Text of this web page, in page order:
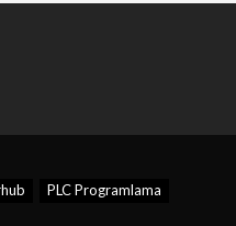
PLC Programlama